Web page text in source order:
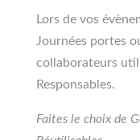
Lors de vos
Journées portes
collaborateurs
Responsables.
Faites le choix de